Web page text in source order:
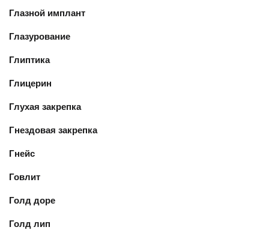
Глазной имплант
Глазурование
Глиптика
Глицерин
Глухая закрепка
Гнездовая закрепка
Гнейс
Говлит
Голд доре
Голд лип